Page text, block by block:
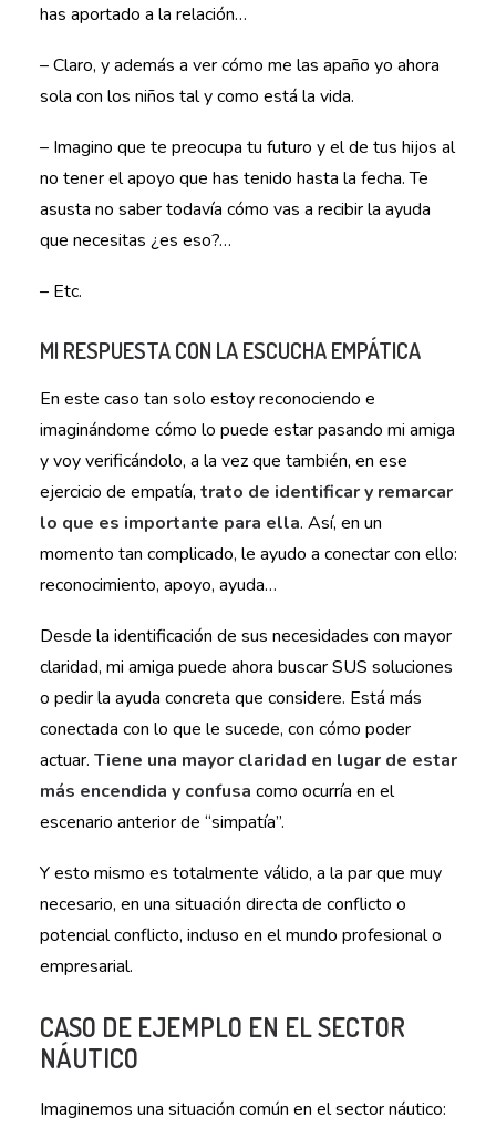
has aportado a la relación…
– Claro, y además a ver cómo me las apaño yo ahora
sola con los niños tal y como está la vida.
– Imagino que te preocupa tu futuro y el de tus hijos al
no tener el apoyo que has tenido hasta la fecha. Te
asusta no saber todavía cómo vas a recibir la ayuda
que necesitas ¿es eso?…
– Etc.
MI RESPUESTA CON LA ESCUCHA EMPÁTICA
En este caso tan solo estoy reconociendo e
imaginándome cómo lo puede estar pasando mi amiga
y voy verificándolo, a la vez que también, en ese
ejercicio de empatía, trato de identificar y remarcar
lo que es importante para ella. Así, en un
momento tan complicado, le ayudo a conectar con ello:
reconocimiento, apoyo, ayuda…
Desde la identificación de sus necesidades con mayor
claridad, mi amiga puede ahora buscar SUS soluciones
o pedir la ayuda concreta que considere. Está más
conectada con lo que le sucede, con cómo poder
actuar. Tiene una mayor claridad en lugar de estar
más encendida y confusa como ocurría en el
escenario anterior de “simpatía”.
Y esto mismo es totalmente válido, a la par que muy
necesario, en una situación directa de conflicto o
potencial conflicto, incluso en el mundo profesional o
empresarial.
CASO DE EJEMPLO EN EL SECTOR
NÁUTICO
Imaginemos una situación común en el sector náutico: